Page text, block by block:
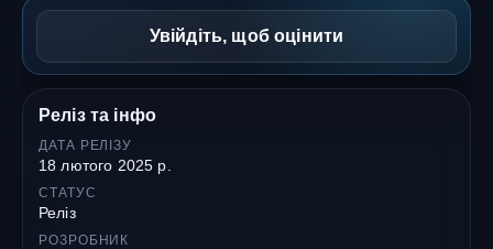
Увійдіть, щоб оцінити
Реліз та інфо
ДАТА РЕЛІЗУ
18 лютого 2025 р.
СТАТУС
Реліз
РОЗРОБНИК